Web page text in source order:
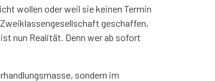
wollen oder weil sie keinen Termin
geschaffen,
nun Realität. Denn wer ab sofort
sondern im